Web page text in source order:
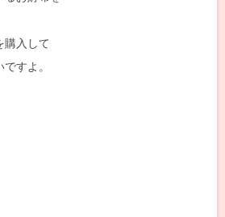
購入して
すよ。